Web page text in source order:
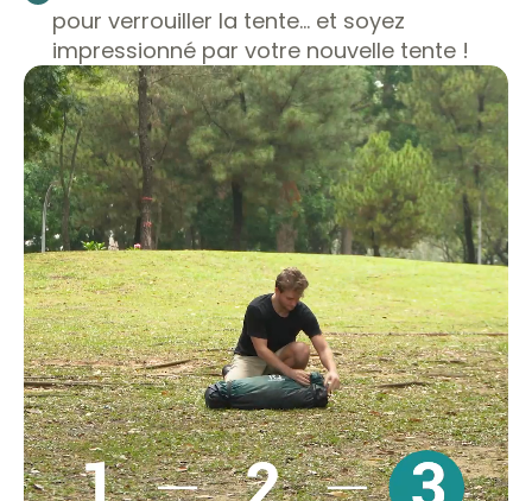
pour verrouiller la tente… et soyez
impressionné par votre nouvelle tente !